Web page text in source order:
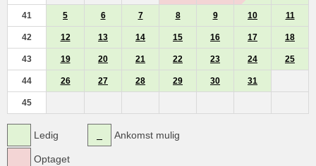
41 5 6 7 8 9 10 11
42 12 13 14 15 16 17 18
43 19 20 21 22 23 24 25
44 26 27 28 29 30 31
45
Ledig
Optaget
Ankomst mulig